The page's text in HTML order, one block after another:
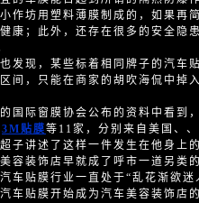
作坊用塑料薄膜制成的，如果再
康；此外，还存在很多的安全隐
现，某些标着相同牌子的汽车
间，只能在商家的胡吹海侃中掉入
际窗膜协会公布的资料中看到
3M贴膜等11家，分别来自美国、
讲述了这样一件发生在他身上的
装饰店早就成了呼市一道另类
车贴膜行业一直处于“乱花渐欲迷
贴膜开始成为汽车美容装饰店